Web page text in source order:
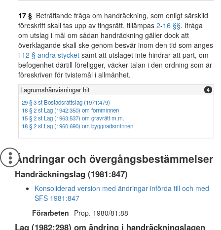
17 § Beträffande fråga om handräckning, som enligt särskild
föreskrift skall tas upp av tingsrätt, tillämpas 2-16 §§. Ifråga
om utslag i mål om sådan handräckning gäller dock att
överklagande skall ske genom besvär inom den tid som anges
i 12 § andra stycket samt att utslaget inte hindrar att part, om
befogenhet därtill föreligger, väcker talan i den ordning som är
föreskriven för tvistemål i allmänhet.
Lagrumshänvisningar hit 4
29 § 3 st Bostadsrättslag (1971:479)
18 § 2 st Lag (1942:350) om fornminnen
15 § 2 st Lag (1963:537) om gravrätt m.m.
18 § 2 st Lag (1960:690) om byggnadsminnen
Ändringar och övergångsbestämmelser
Handräckningslag (1981:847)
Konsoliderad version med ändringar införda till och med
SFS 1981:847
Förarbeten Prop. 1980/81:88
Lag (1982:298) om ändring i handräckningslagen